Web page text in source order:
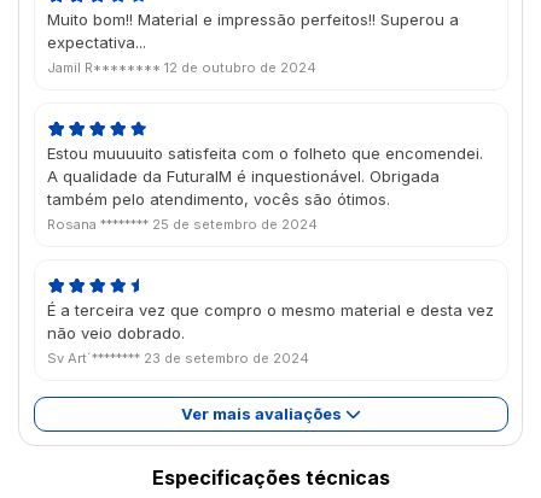
Muito bom!! Material e impressão perfeitos!! Superou a
expectativa...
Jamil R******** 12 de outubro de 2024
Estou muuuuito satisfeita com o folheto que encomendei.
A qualidade da FuturaIM é inquestionável. Obrigada
também pelo atendimento, vocês são ótimos.
Rosana ******** 25 de setembro de 2024
É a terceira vez que compro o mesmo material e desta vez
não veio dobrado.
Sv Art´******** 23 de setembro de 2024
Ver mais avaliações
Especificações técnicas